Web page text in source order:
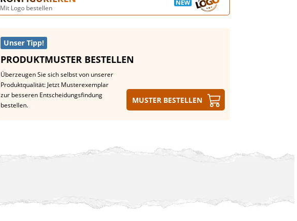
Mit Logo bestellen
Unser Tipp!
PRODUKTMUSTER BESTELLEN
Überzeugen Sie sich selbst von unserer
Produktqualität: Jetzt Musterexemplar
zur besseren Entscheidungsfindung
bestellen.
Muster bestellen